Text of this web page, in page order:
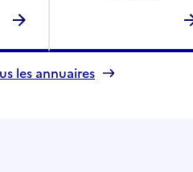
les annuaires